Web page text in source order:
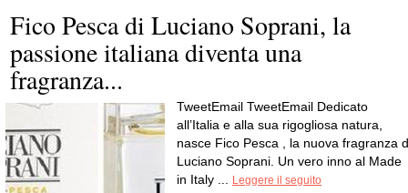
Fico Pesca di Luciano Soprani, la
passione italiana diventa una
fragranza...
TweetEmail TweetEmail Dedicato
all’Italia e alla sua rigogliosa natura,
nasce Fico Pesca , la nuova fragranza
Luciano Soprani. Un vero inno al Made
in Italy ...
Leggere il seguito